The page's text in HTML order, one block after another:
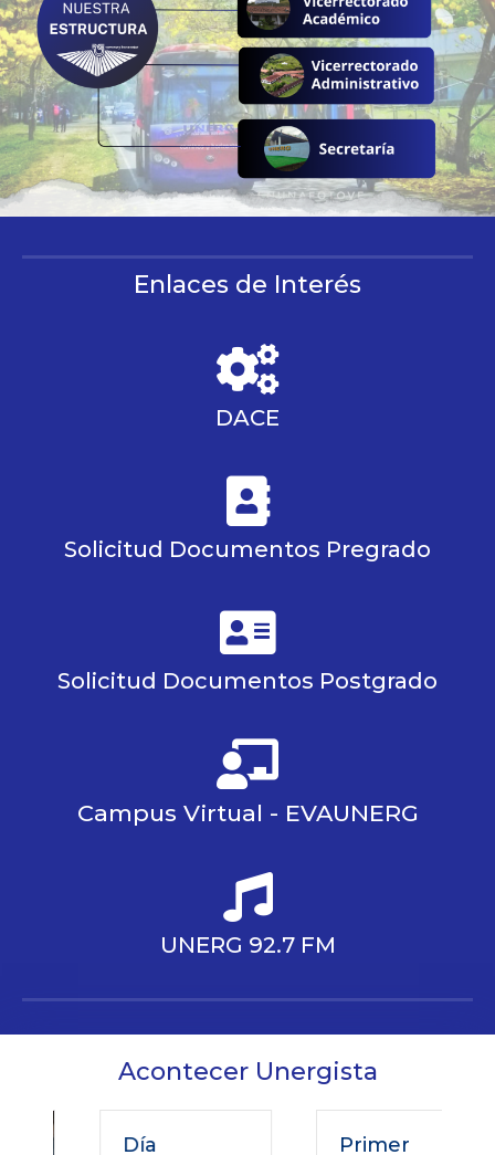
Enlaces de Interés
DACE
Solicitud Documentos Pregrado
Solicitud Documentos Postgrado
Campus Virtual - EVAUNERG
UNERG 92.7 FM
Acontecer Unergista
Primer